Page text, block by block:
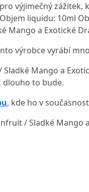
výjimečný
liquidu: 10ml
a Exotické
výrobce vyrábí
Mango a
dlouho to bude.
, kde ho v
/ Sladké Mango